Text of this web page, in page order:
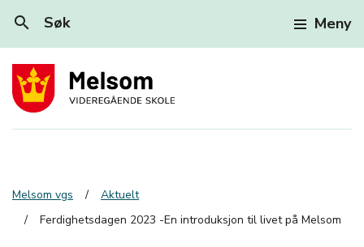
search Søk Meny
Melsom vgs
Aktuelt
Ferdighetsdagen 2023 -En introduksjon til livet på Melsom